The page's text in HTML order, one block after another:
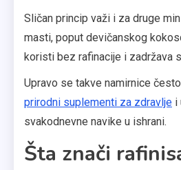
Sličan princip važi i za druge
masti, poput devičanskog
koristi bez rafinacije i zadržava
Upravo se takve namirnice
prirodni suplementi za zdravlje i
svakodnevne navike u ishrani.
Šta znači